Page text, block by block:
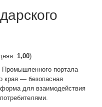
1,00)
Промышленного портала
края — безопасная
для взаимодействия